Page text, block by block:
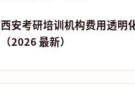
西安考研培训机构费用透明
（2026 最新）